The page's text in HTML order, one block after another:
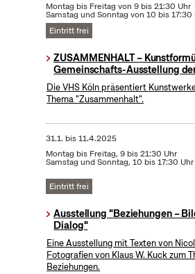
Montag bis Freitag von 9 bis 21:30 Uhr
Samstag und Sonntag von 10 bis 17:30
Eintritt frei
ZUSAMMENHALT –
Gemeinschafts-Ausstellung
Die VHS Köln präsentiert
Thema "Zusammenhalt".
31.1. bis11.4.2025
Montag bis Freitag, 9 bis 21:30 Uhr
Samstag und Sonntag, 10 bis 17:30 Uhr
Eintritt frei
Ausstellung "Beziehungen –
Dialog"
Eine Ausstellung mit Texten von
Fotografien von Klaus W. Kuck zum
Beziehungen.